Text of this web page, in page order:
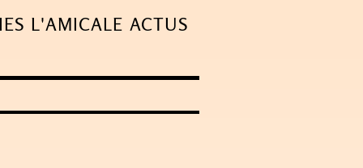
L'AMICALE ACTUS